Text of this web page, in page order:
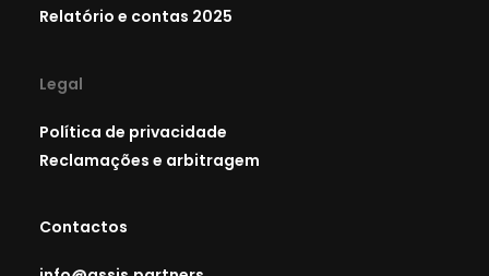
Relatório e contas 2025
Legal
Política de privacidade
Reclamações e arbitragem
Contactos